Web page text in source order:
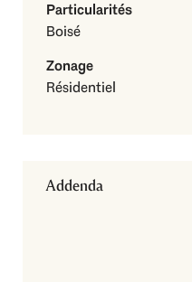
Particularités
Boisé
Zonage
Résidentiel
Addenda